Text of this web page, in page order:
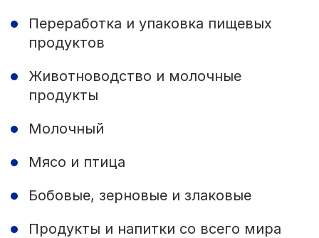
Переработка и упаковка пищевых
продуктов
Животноводство и молочные
продукты
Молочный
Мясо и птица
Бобовые, зерновые и злаковые
Продукты и напитки со всего мира